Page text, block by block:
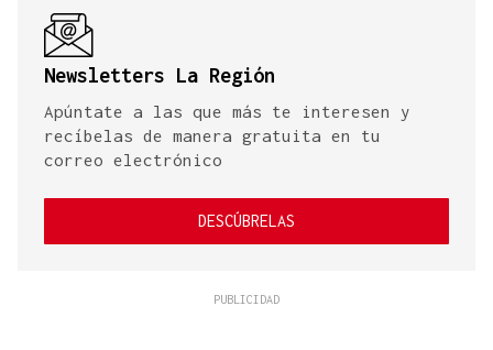
Newsletters La Región
Apúntate a las que más te interesen y
recíbelas de manera gratuita en tu
correo electrónico
DESCÚBRELAS